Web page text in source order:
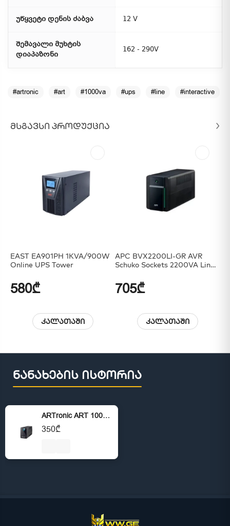
უწყვეტი დენის ძაბვა 12 V
შემავალი მუხტის
დიაპაზონი
162 - 290V
#artronic #art #1000va #ups #line #interactive
ᲛᲡᲒᲐᲕᲡᲘ ᲞᲠᲝᲓᲣᲥᲪᲘᲐ
EAST EA901PH 1KVA/900W
Online UPS Tower
580₾
კალათაში
APC BVX2200LI-GR AVR
Schuko Sockets 2200VA Line
705₾
კალათაში
ნანახების ისტორია
ARTronic ART 1000VA UPS 600W Line Interactive
350₾